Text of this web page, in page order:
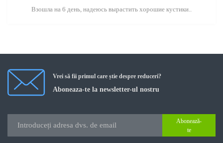
Взошла на 6 день, надеюсь вырастить хорошие кустики..
Vrei să fii primul care știe despre reduceri?
Aboneaza-te la newsletter-ul nostru
Abonează-
te